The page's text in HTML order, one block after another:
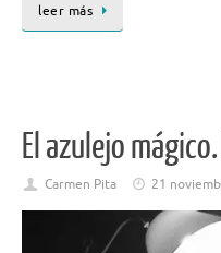
leer más
El azulejo
Carmen Pita 21